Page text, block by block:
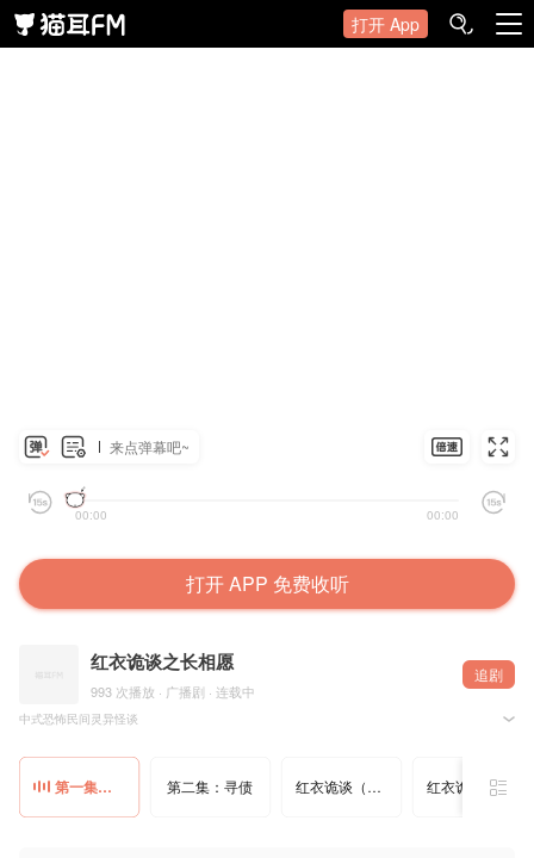
打开 App
来点弹幕吧~
00:00 00:00
打开 APP 免费收听
红衣诡谈之长相愿
993 次播放 · 广播剧 · 连载中
追剧
中式恐怖民间灵异怪谈
我是一块小甜糕 饰 嘉岚
轶小轶 饰 段玉风
第一集：怨起 第二集：寻债 红衣诡谈（第三集：归冢） 红衣诡异（第四集：迷途）